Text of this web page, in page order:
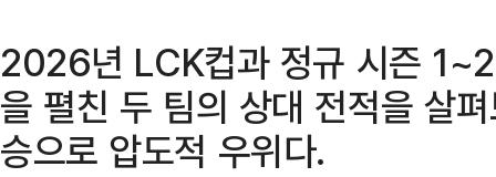
2026년 LCK컵과 정규 시즌
을 펼친 두 팀의 상대 전적을 살
승으로 압도적 우위다.